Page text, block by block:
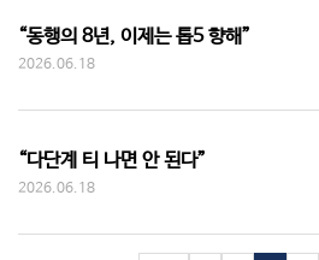
“동행의 8년, 이제는 톱5 향해”
2026.06.18
“다단계 티 나면 안 된다”
2026.06.18